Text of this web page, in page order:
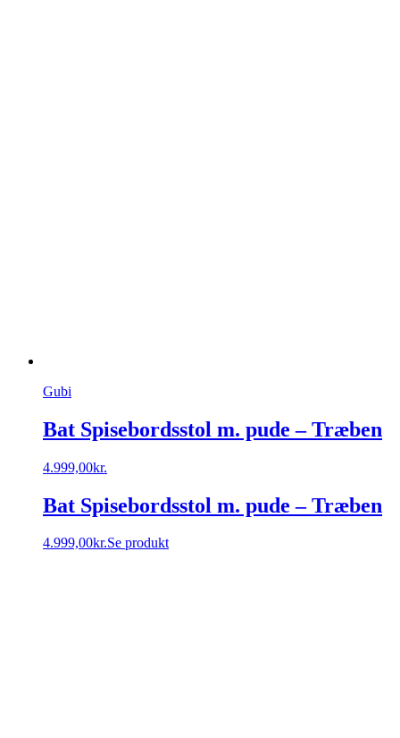
Gubi
Bat Spisebordsstol m. pude – Træben
4.999,00kr.
Bat Spisebordsstol m. pude – Træben
4.999,00kr.Se produkt